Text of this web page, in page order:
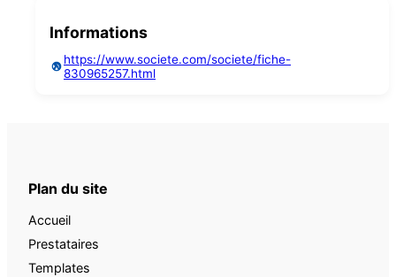
Informations
https://www.societe.com/societe/fiche-
830965257.html
Plan du site
Accueil
Prestataires
Templates